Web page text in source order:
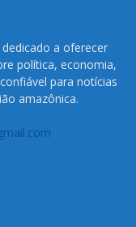
a oferecer
política, economia,
para notícias
amazônica.